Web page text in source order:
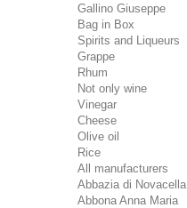
Gallino Giuseppe
Bag in Box
Spirits and Liqueurs
Grappe
Rhum
Not only wine
Vinegar
Cheese
Olive oil
Rice
All manufacturers
Abbazia di Novacella
Abbona Anna Maria